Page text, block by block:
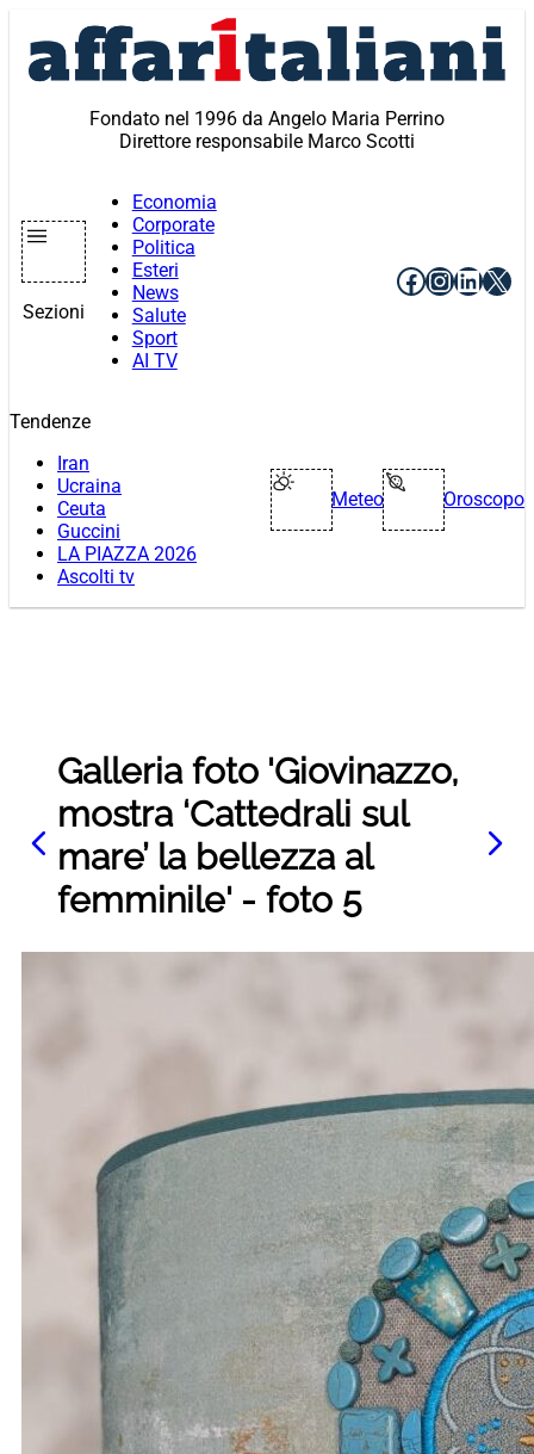
contenuto
Fondato nel 1996 da Angelo Maria Perrino
Direttore responsabile Marco Scotti
Sezioni
Economia
Corporate
Politica
Esteri
News
Salute
Sport
AI TV
Facebook
X
Tendenze
Iran
Ucraina
Ceuta
Guccini
LA PIAZZA 2026
Ascolti tv
Meteo Oroscopo
Galleria foto 'Giovinazzo,
mostra ‘Cattedrali sul
mare’ la bellezza al
femminile' - foto 5